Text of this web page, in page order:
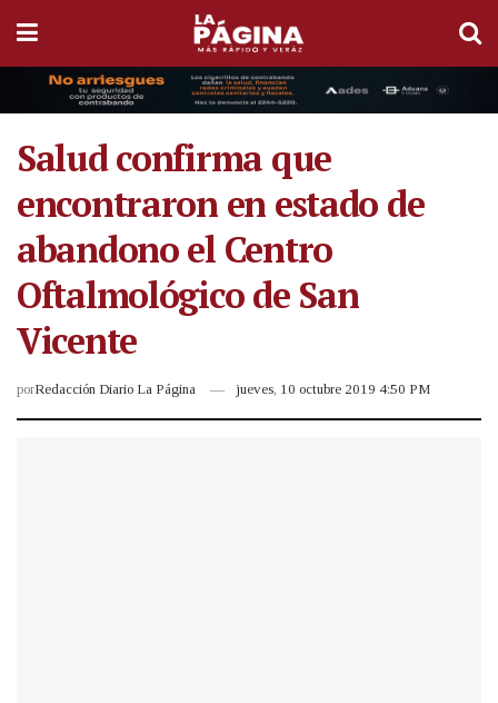
Salud confirma que
encontraron en estado de
abandono el Centro
Oftalmológico de San
Vicente
porRedacción Diario La Página jueves, 10 octubre 2019 4:50 PM